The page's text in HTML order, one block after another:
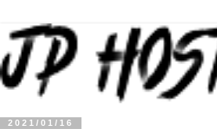
2021/01/16